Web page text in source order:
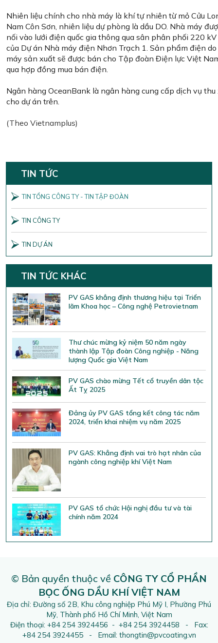
Nhiên liệu chính cho nhà máy là khí tự nhiên từ mỏ Cửu
Nam Côn Sơn, nhiên liệu dự phòng là dầu DO. Nhà máy
nối vào lưới điện quốc gia thông qua sân phân phối 220
của Dự án Nhà máy điện Nhơn Trạch 1. Sản phẩm điện
máy sản xuất sẽ được bán cho Tập đoàn Điện lực Việt
qua hợp đồng mua bán điện.
Ngân hàng OceanBank là ngân hàng cung cấp dịch vụ
cho dự án trên.
(Theo Vietnamplus)
TIN TỨC
TIN TỔNG CÔNG TY - TIN TẬP ĐOÀN
TIN CÔNG TY
TIN DỰ ÁN
TIN TỨC KHÁC
PV GAS khẳng định thương hiệu tại Triển
lãm Khoa học – Công nghệ Petrovietnam
Thư chúc mừng kỷ niệm 50 năm ngày
thành lập Tập đoàn Công nghiệp - Năng
lượng Quốc gia Việt Nam
PV GAS chào mừng Tết cổ truyền dân tộc
Ất Tỵ 2025
Đảng ủy PV GAS tổng kết công tác năm
2024, triển khai nhiệm vụ năm 2025
PV GAS: Khẳng định vai trò hạt nhân của
ngành công nghiệp khí Việt Nam
PV GAS tổ chức Hội nghị đầu tư và tài
chính năm 2024
© Bản quyền thuộc về CÔNG TY CỔ PHẦN
BỌC ỐNG DẦU KHÍ VIỆT NAM
Địa chỉ: Đường số 2B, Khu công nghiệp Phú Mỹ I, Phường Phú
Mỹ, Thành phố Hồ Chí Minh, Việt Nam
Điện thoại: +84 254 3924456 - +84 254 3924458 - Fax:
+84 254 3924455 - Email: thongtin@pvcoating.vn